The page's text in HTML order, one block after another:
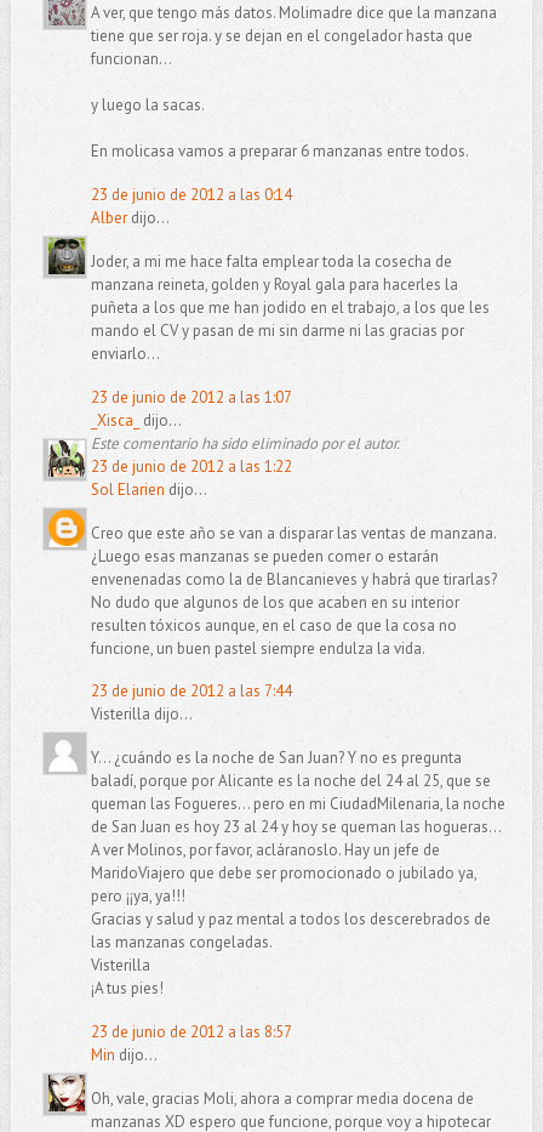
A ver, que tengo más datos. Molimadre dice que la manzana
tiene que ser roja. y se dejan en el congelador hasta que
funcionan...
y luego la sacas.
En molicasa vamos a preparar 6 manzanas entre todos.
23 de junio de 2012 a las 0:14
Alberdijo...
Joder, a mi me hace falta emplear toda la cosecha de
manzana reineta, golden y Royal gala para hacerles la
puñeta a los que me han jodido en el trabajo, a los que les
mando el CV y pasan de mi sin darme ni las gracias por
enviarlo...
23 de junio de 2012 a las 1:07
_Xisca_ dijo...
Este comentario ha sido eliminado por el autor.
23 de junio de 2012 a las 1:22
Sol Elarien dijo...
Creo que este año se van a disparar las ventas de manzana.
¿Luego esas manzanas se pueden comer o estarán
envenenadas como la de Blancanieves y habrá que tirarlas?
No dudo que algunos de los que acaben en su interior
resulten tóxicos aunque, en el caso de que la cosa no
funcione, un buen pastel siempre endulza la vida.
23 de junio de 2012 a las 7:44
Visterilla dijo...
Y... ¿cuándo es la noche de San Juan? Y no es pregunta
baladí, porque por Alicante es la noche del 24 al 25, que se
queman las Fogueres... pero en mi CiudadMilenaria, la noche
de San Juan es hoy 23 al 24 y hoy se queman las hogueras...
A ver Molinos, por favor, acláranoslo. Hay un jefe de
MaridoViajero que debe ser promocionado o jubilado ya,
pero ¡¡ya, ya!!!
Gracias y salud y paz mental a todos los descerebrados de
las manzanas congeladas.
Visterilla
¡A tus pies!
23 de junio de 2012 a las 8:57
Min dijo...
Oh, vale, gracias Moli, ahora a comprar media docena de
manzanas XD espero que funcione, porque voy a hipotecar